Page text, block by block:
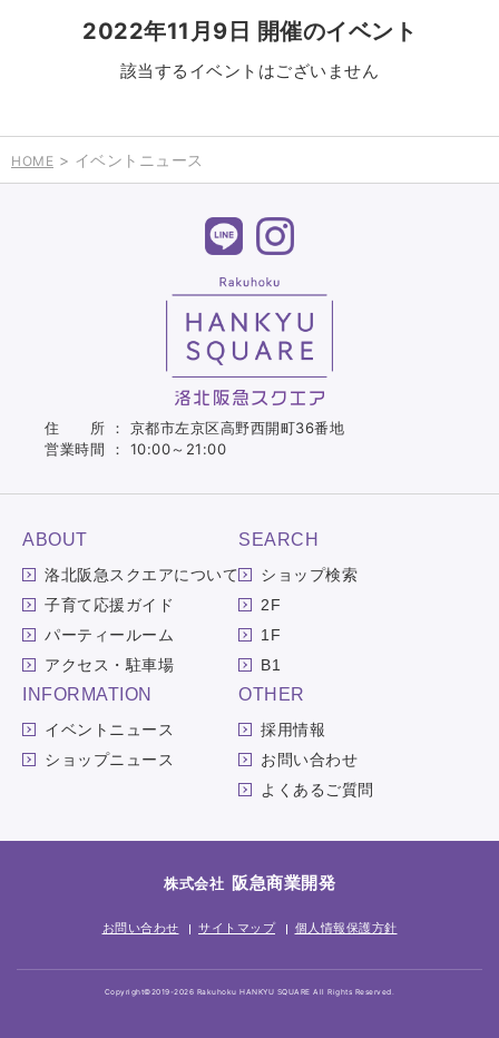
2022年11月9日 開催のイベント
該当するイベントはございません
HOME > イベントニュース
住 所 ： 京都市左京区高野西開町36番地
営業時間 ： 10:00～21:00
ABOUT
洛北阪急スクエアについて
子育て応援ガイド
パーティールーム
アクセス・駐車場
SEARCH
ショップ検索
2F
1F
B1
INFORMATION
イベントニュース
ショップニュース
OTHER
採用情報
お問い合わせ
よくあるご質問
株式会社 阪急商業開発
お問い合わせ サイトマップ 個人情報保護方針
Copyright©2019-2026 Rakuhoku HANKYU SQUARE All Rights Reserved.